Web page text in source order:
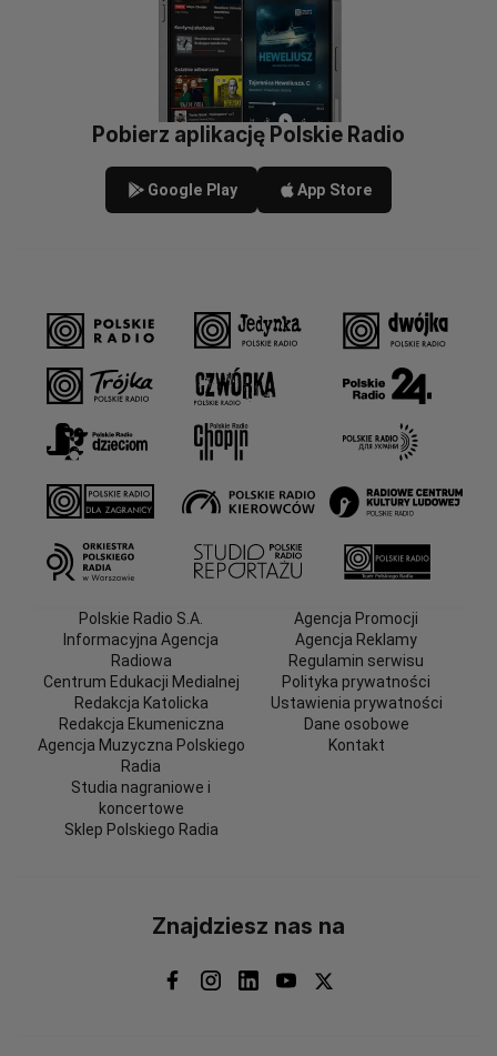
Pobierz aplikację Polskie Radio
Google Play App Store
Polskie Radio S.A.
Informacyjna Agencja
Radiowa
Centrum Edukacji Medialnej
Redakcja Katolicka
Redakcja Ekumeniczna
Agencja Muzyczna Polskiego
Radia
Studia nagraniowe i
koncertowe
Sklep Polskiego Radia
Agencja Promocji
Agencja Reklamy
Regulamin serwisu
Polityka prywatności
Ustawienia prywatności
Dane osobowe
Kontakt
Znajdziesz nas na